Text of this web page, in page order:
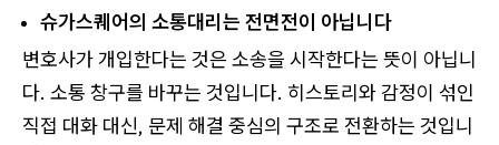
슈가스퀘어의 소통대리는 전면전이 아닙니다
변호사가 개입한다는 것은 소송을 시작한다는 뜻이 아닙니
다. 소통 창구를 바꾸는 것입니다. 히스토리와 감정이 섞인
직접 대화 대신, 문제 해결 중심의 구조로 전환하는 것입니